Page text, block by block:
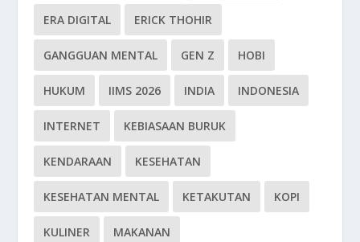
ERA DIGITAL ERICK THOHIR
GANGGUAN MENTAL GEN Z HOBI
HUKUM IIMS 2026 INDIA INDONESIA
INTERNET KEBIASAAN BURUK
KENDARAAN KESEHATAN
KESEHATAN MENTAL KETAKUTAN KOPI
KULINER MAKANAN